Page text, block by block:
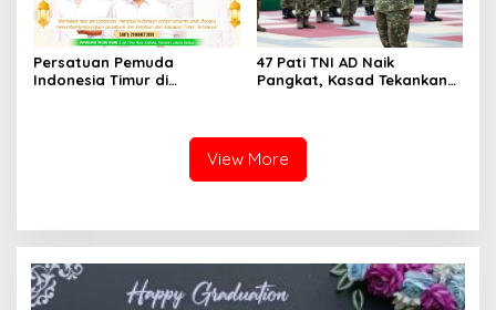
Persatuan Pemuda
Indonesia Timur di
47 Pati TNI AD Naik
Pangkat, Kasad Tekankan
View More